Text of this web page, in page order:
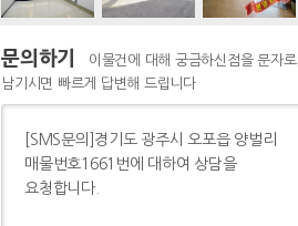
문의하기
이물건에 대해 궁금하신점을 문자로
남기시면 빠르게 답변해 드립니다